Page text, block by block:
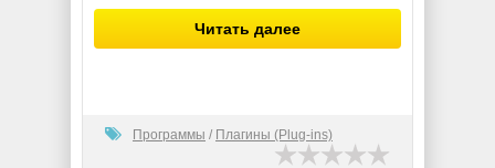
Читать далее
Программы / Плагины (Plug-ins)